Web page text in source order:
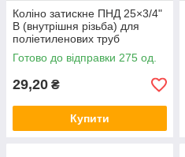
Коліно затискне ПНД 25×3/4"
В (внутрішня різьба) для
поліетиленових труб
SantehPlast Україна
Готово до відправки 275 од.
29,20 ₴
Купити